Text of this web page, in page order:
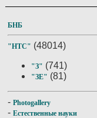
БНБ
"НТС" (48014)
"З" (741)
"ЗЕ" (81)
- Photogallery
- Естественные науки